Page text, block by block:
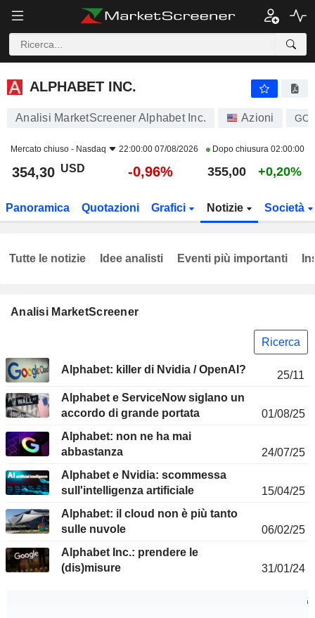
ALPHABET INC.
ALPHABET INC.
Analisi MarketScreener Alphabet Inc. Azioni
Mercato chiuso - Nasdaq 22:00:00 07/08/2026 Dopo chiusura 02:00:00
354,30 USD -0,96% 355,00 +0,20%
Panoramica Quotazioni Grafici Notizie Società
Analisi MarketScreener
Ricerca
Alphabet: killer di Nvidia / OpenAI?
25/11
Alphabet e ServiceNow siglano un
accordo di grande portata
01/08/25
Alphabet: non ne ha mai
abbastanza
24/07/25
Alphabet e Nvidia: scommessa
sull'intelligenza artificiale
15/04/25
Alphabet: il cloud non è più tanto
sulle nuvole
06/02/25
Alphabet Inc.: prendere le
(dis)misure
31/01/24
Tutte le notizie Idee analisti Eventi più importanti